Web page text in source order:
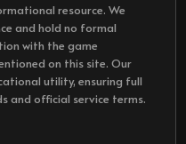
resource. We
and hold no formal
with the game
on this site. Our
utility, ensuring full
and official service terms.